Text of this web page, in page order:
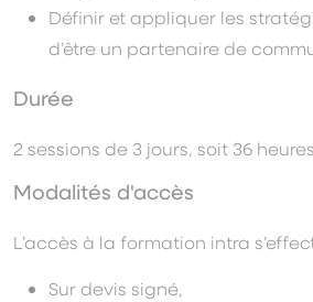
Définir et appliquer les
d’être un partenaire de
Durée
2 sessions de 3 jours, soit 36
Modalités d'accès
L’accès à la formation intra
Sur devis signé,